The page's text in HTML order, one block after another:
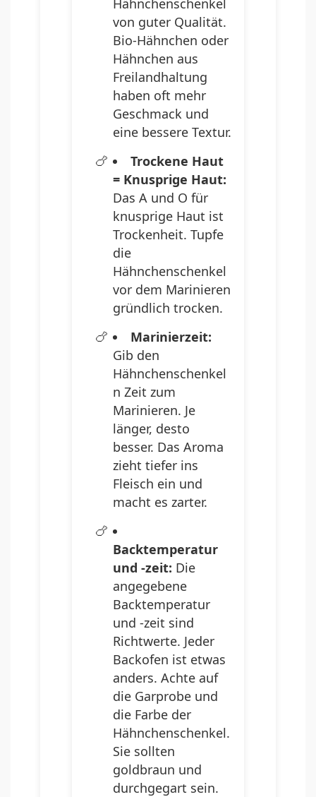
von guter Qualität.
Bio-Hähnchen oder
Hähnchen aus
Freilandhaltung
haben oft mehr
Geschmack und
eine bessere Textur.
Trockene Haut
= Knusprige Haut:
Das A und O für
knusprige Haut ist
Trockenheit. Tupfe
die
Hähnchenschenkel
vor dem Marinieren
gründlich trocken.
Marinierzeit:
Gib den
Hähnchenschenkel
n Zeit zum
Marinieren. Je
länger, desto
besser. Das Aroma
zieht tiefer ins
Fleisch ein und
macht es zarter.
Backtemperatur
und -zeit: Die
angegebene
Backtemperatur
und -zeit sind
Richtwerte. Jeder
Backofen ist etwas
anders. Achte auf
die Garprobe und
die Farbe der
Hähnchenschenkel.
Sie sollten
goldbraun und
durchgegart sein.